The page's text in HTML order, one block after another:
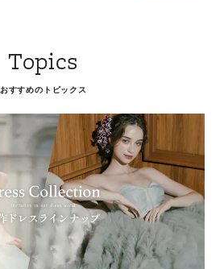
Topics
おすすめのトピックス